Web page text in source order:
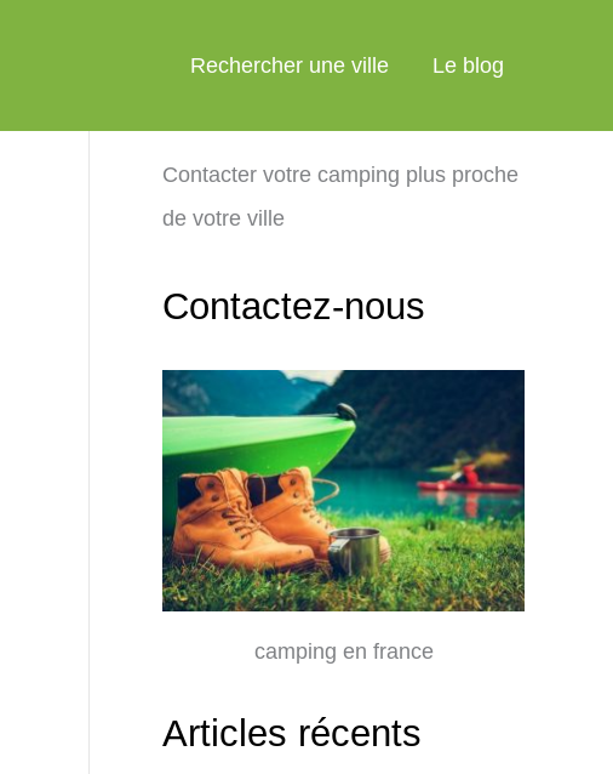
Rechercher une ville Le blog
Contacter votre camping plus proche
de votre ville
Contactez-nous
camping en france
Articles récents